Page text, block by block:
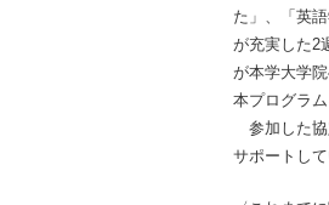
た」、「英
が充実した2
が本学大学
本プログラム
参加した協
サポートして